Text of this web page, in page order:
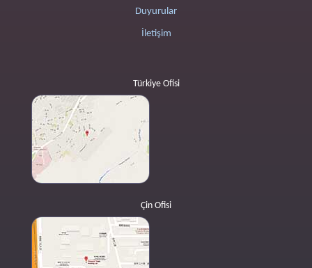
Duyurular
İletişim
Türkiye Ofisi
Çin Ofisi